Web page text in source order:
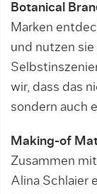
Botanical
Marken
und nutzen
wir, dass das
sondern auch
Making-of
Zusammen
Alina Schlaier